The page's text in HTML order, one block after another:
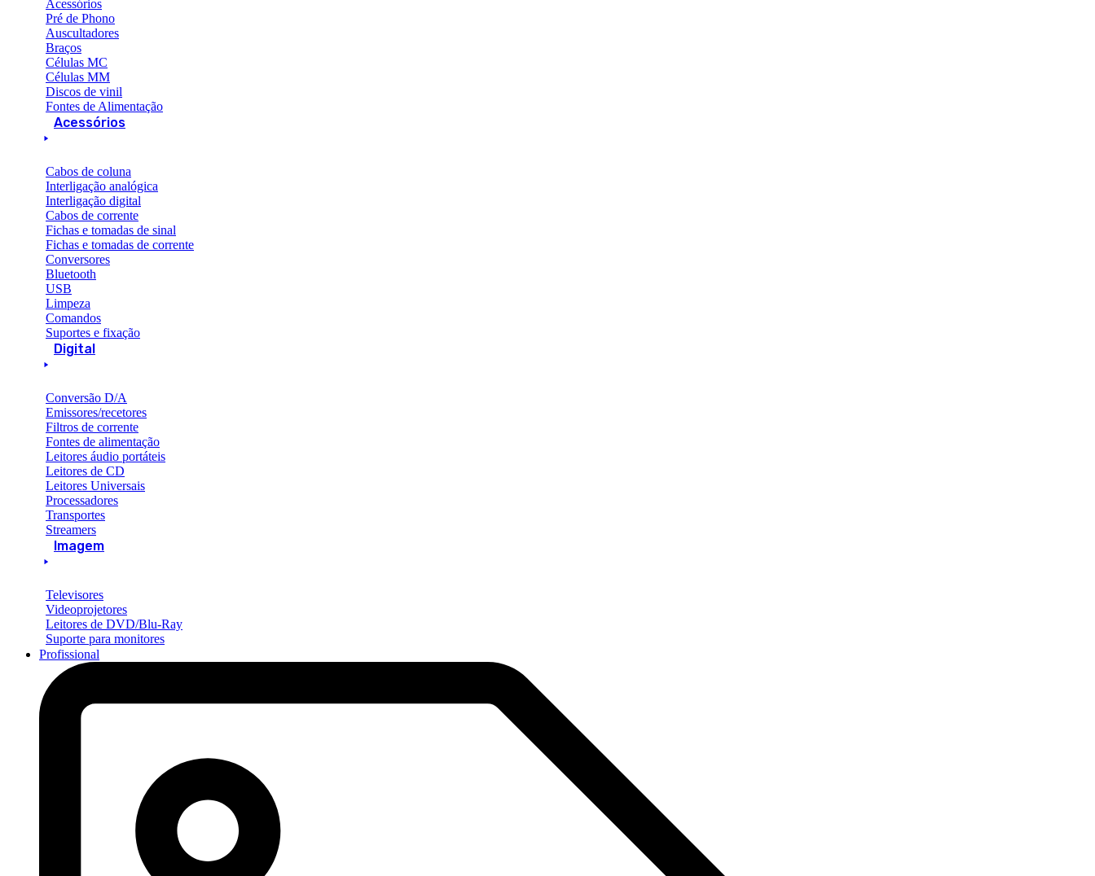
Acessórios
Pré de Phono
Auscultadores
Braços
Células MC
Células MM
Discos de vinil
Fontes de Alimentação
Acessórios
Cabos de coluna
Interligação analógica
Interligação digital
Cabos de corrente
Fichas e tomadas de sinal
Fichas e tomadas de corrente
Conversores
Bluetooth
USB
Limpeza
Comandos
Suportes e fixação
Digital
Conversão D/A
Emissores/recetores
Filtros de corrente
Fontes de alimentação
Leitores áudio portáteis
Leitores de CD
Leitores Universais
Processadores
Transportes
Streamers
Imagem
Televisores
Videoprojetores
Leitores de DVD/Blu-Ray
Suporte para monitores
Profissional